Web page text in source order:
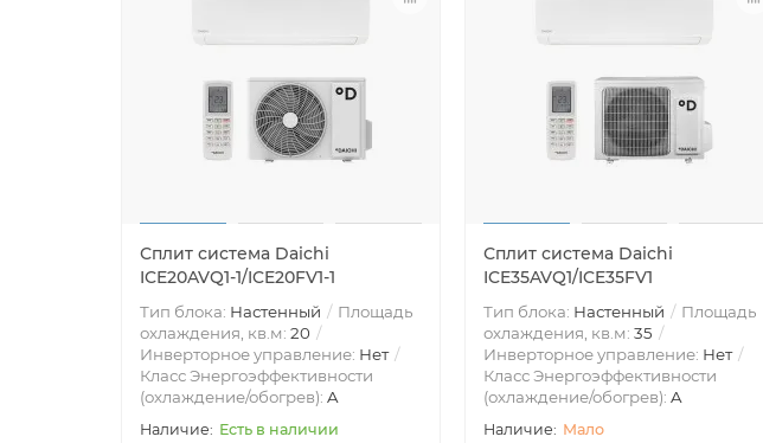
Сплит система Daichi
ICE20AVQ1-1/ICE20FV1-1
Тип блока: Настенный
Площадь
охлаждения, кв.м: 20
Инверторное управление: Нет
Класс Энергоэффективности
(охлаждение/обогрев): A
Есть в наличии
Сплит система Daichi
ICE35AVQ1/ICE35FV1
Тип блока: Настенный
Площадь
охлаждения, кв.м: 35
Инверторное управление: Нет
Класс Энергоэффективности
(охлаждение/обогрев): A
Мало